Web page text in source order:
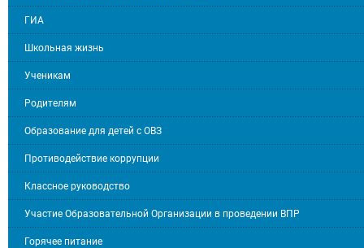
ГИА
Школьная жизнь
Ученикам
Родителям
Образование для детей с ОВЗ
Противодействие коррупции
Классное руководство
Участие Образовательной Организации в проведении ВПР
Горячее питание